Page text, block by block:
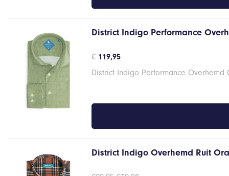
District Indigo Performance
€ 119,95
District Indigo Performance Overhemd
District Indigo Overhemd Ruit